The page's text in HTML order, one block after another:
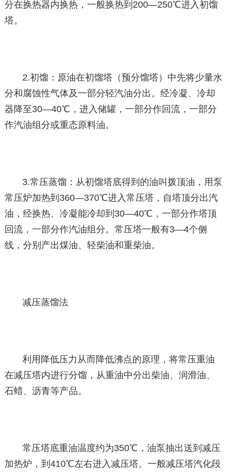
分在换热器内换热，一般换热到200—250℃进入初馏
塔。
2.初馏：原油在初馏塔（预分馏塔）中先将少量水
分和腐蚀性气体及一部分轻汽油分出。经冷凝、冷却
器降至30—40℃，进入储罐，一部分作回流，一部分
作汽油组分或重态原料油。
3.常压蒸馏：从初馏塔底得到的油叫拨顶油，用泵
常压炉加热到360—370℃进入常压塔，自塔顶分出汽
油，经换热、冷凝能冷却到30—40℃，一部分作塔顶
回流，一部分作汽油组分。常压塔一般有3—4个侧
线，分别产出煤油、轻柴油和重柴油。
减压蒸馏法
利用降低压力从而降低沸点的原理，将常压重油
在减压塔内进行分馏，从重油中分出柴油、润滑油、
石蜡、沥青等产品。
常压塔底重油温度约为350℃，油泵抽出送到减压
加热炉，到410℃左右进入减压塔。一般减压塔汽化段